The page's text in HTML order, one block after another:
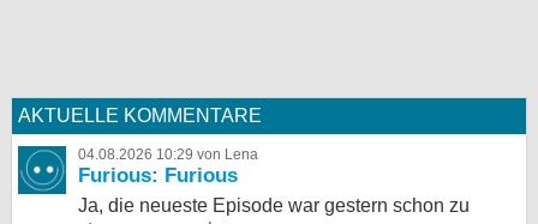
AKTUELLE KOMMENTARE
04.08.2026 10:29 von Lena
Furious: Furious
Ja, die neueste Episode war gestern schon zu